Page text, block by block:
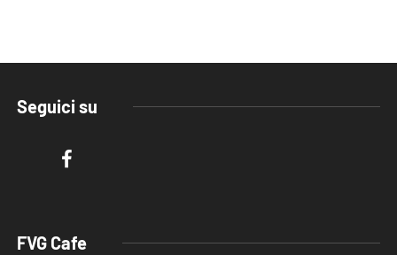
Seguici su
FVG Cafe